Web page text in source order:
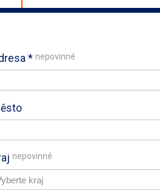
* nepovinné
nepovinné